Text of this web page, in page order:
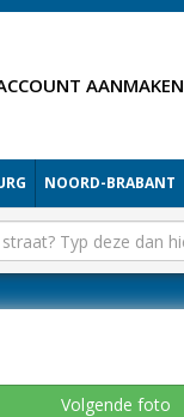
AANMAKEN
NOORD-BRABANT
Volgende foto